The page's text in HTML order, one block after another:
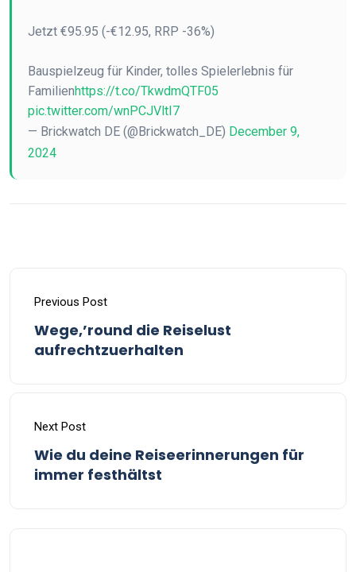
Jetzt €95.95 (-€12.95, RRP -36%)
Bauspielzeug für Kinder, tolles Spielerlebnis für
Familienhttps://t.co/TkwdmQTF05
pic.twitter.com/wnPCJVltI7
— Brickwatch DE (@Brickwatch_DE) December 9,
2024
Previous Post
Wege,’round die Reiselust
aufrechtzuerhalten
Next Post
Wie du deine Reiseerinnerungen für
immer festhältst